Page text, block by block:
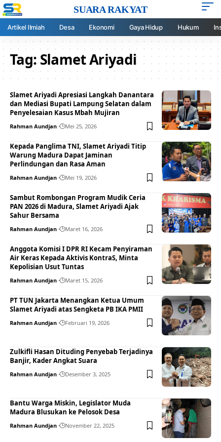
SUARA RAKYAT
Artikel Ilmiah Desa Ekonomi Gaya Hidup Hukum
Tag:Slamet Ariyadi
Slamet Ariyadi Apresiasi Langkah Danantara
dan Mediasi Bupati Lampung Selatan dalam
Penyelesaian Kasus Mbah Mujiran
Rahman Aundjan Mei 25, 2026
Kepada Panglima TNI, Slamet Ariyadi Titip
Warung Madura Dapat Jaminan
Perlindungan dan Rasa Aman
Rahman Aundjan Mei 19, 2026
Sambut Rombongan Program Mudik Ceria
PAN 2026 di Madura, Slamet Ariyadi Ajak
Sahur Bersama
Rahman Aundjan Maret 16, 2026
Anggota Komisi I DPR RI Kecam Penyiraman
Air Keras Kepada Aktivis KontraS, Minta
Kepolisian Usut Tuntas
Rahman Aundjan Maret 15, 2026
PT TUN Jakarta Menangkan Ketua Umum
Slamet Ariyadi atas Sengketa PB IKA PMII
Rahman Aundjan Februari 19, 2026
Zulkifli Hasan Dituding Penyebab Terjadinya
Banjir, Kader Angkat Suara
Rahman Aundjan Desember 3, 2025
Bantu Warga Miskin, Legislator Muda
Madura Blusukan ke Pelosok Desa
Rahman Aundjan November 22, 2025